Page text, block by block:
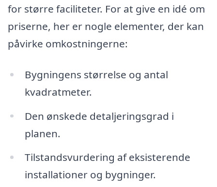
for større faciliteter. For at give en idé om
priserne, her er nogle elementer, der kan
påvirke omkostningerne:
Bygningens størrelse og antal
kvadratmeter.
Den ønskede detaljeringsgrad i
planen.
Tilstandsvurdering af eksisterende
installationer og bygninger.